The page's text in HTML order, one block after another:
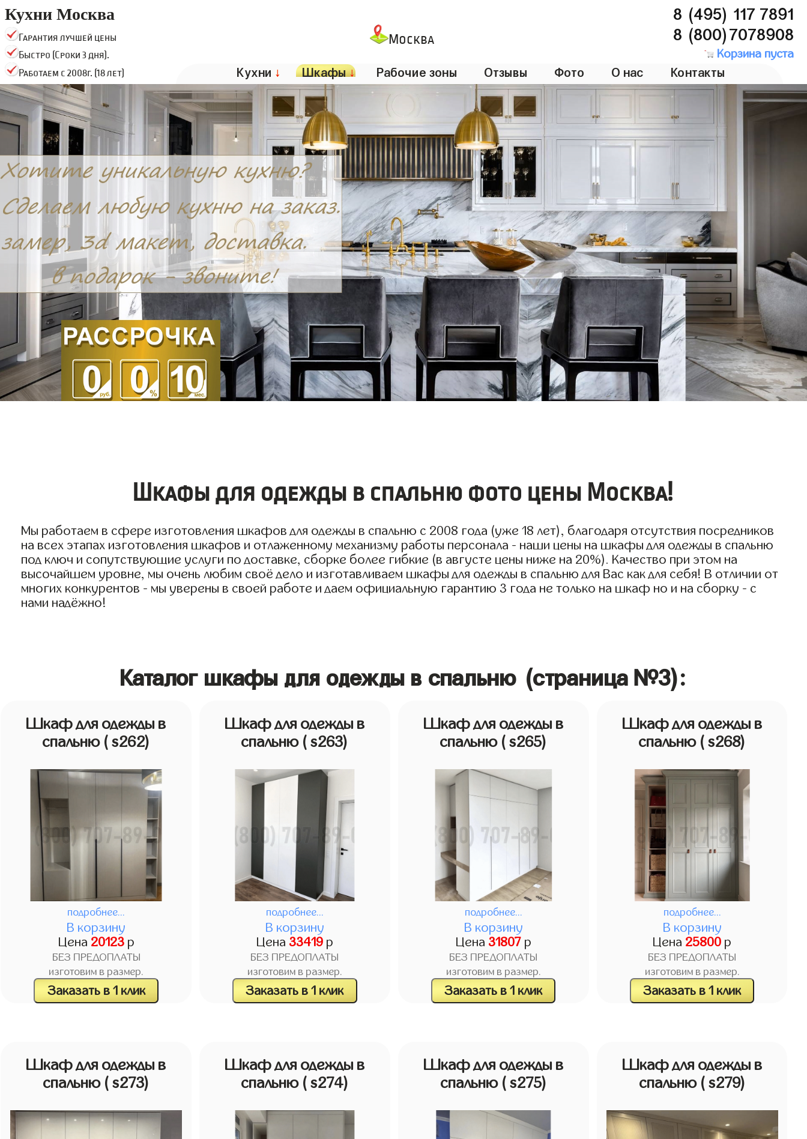
Кухни Москва
Гарантия лучшей цены
Быстро (Сроки 3 дня).
Работаем с 2008г. (18 лет)
Москва
8 (495) 117 7891
8 (800)7078908
Корзина пуста
Кухни ↓ Шкафы↓ Рабочие зоны Отзывы Фото О нас Контакты
Шкафы для одежды в спальню фото цены Москва!
Мы работаем в сфере изготовления шкафов для одежды в спальню с 2008 года (уже 18 лет), благодаря отсутствия посредников
на всех этапах изготовления шкафов и отлаженному механизму работы персонала - наши цены на шкафы для одежды в спальню
под ключ и сопутствующие услуги по доставке, сборке более гибкие (в августе цены ниже на 20%). Качество при этом на
высочайшем уровне, мы очень любим своё дело и изготавливаем шкафы для одежды в спальню для Вас как для себя! В отличии от
многих конкурентов - мы уверены в своей работе и даем официальную гарантию 3 года не только на шкаф но и на сборку - с
нами надёжно!
Каталог шкафы для одежды в спальню (страница №3):
Шкаф для одежды в
спальню ( s262)
подробнее...
В корзину
Цена 20123р
БЕЗ ПРЕДОПЛАТЫ
изготовим в размер.
Заказать в 1 клик
Шкаф для одежды в
спальню ( s263)
подробнее...
В корзину
Цена 33419р
БЕЗ ПРЕДОПЛАТЫ
изготовим в размер.
Заказать в 1 клик
Шкаф для одежды в
спальню ( s265)
подробнее...
В корзину
Цена 31807р
БЕЗ ПРЕДОПЛАТЫ
изготовим в размер.
Заказать в 1 клик
Шкаф для одежды в
спальню ( s268)
подробнее...
В корзину
Цена 25800 р
БЕЗ ПРЕДОПЛАТЫ
изготовим в размер.
Заказать в 1 клик
Шкаф для одежды в
спальню ( s273)
Шкаф для одежды в
спальню ( s274)
Шкаф для одежды в
спальню ( s275)
Шкаф для одежды в
спальню ( s279)